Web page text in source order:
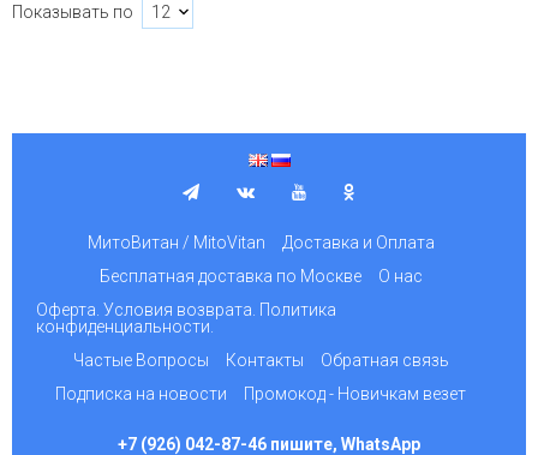
Показывать по
МитоВитан / MitoVitan
Доставка и Оплата
Бесплатная доставка по Москве
О нас
Оферта. Условия возврата. Политика
конфиденциальности.
Частые Вопросы
Контакты
Обратная связь
Подписка на новости
Промокод - Новичкам везет
+7 (926) 042-87-46 пишите, WhatsApp